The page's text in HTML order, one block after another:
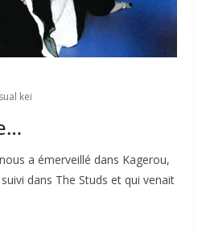
kei
a émerveillé dans Kagerou,
dans The Studs et qui venait